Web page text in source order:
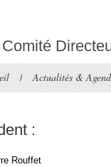
Actualités &
:
Rouffet